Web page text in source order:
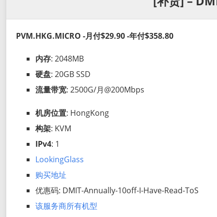
PVM.HKG.MICRO -月付$29.90 -年付$358.80
内存: 2048MB
硬盘: 20GB SSD
流量带宽: 2500G/月@200Mbps
机房位置: HongKong
构架: KVM
IPv4: 1
LookingGlass
购买地址
优惠码: DMIT-Annually-10off-I-Have-Read-ToS
该服务商所有机型